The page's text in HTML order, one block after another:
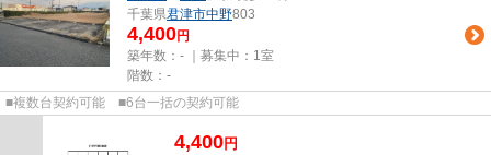
千葉県君津市中野803
4,400円
築年数：- ｜募集中： 1室
階数：-
■複数台契約可能 ■6台一括の契約可能
4,400円